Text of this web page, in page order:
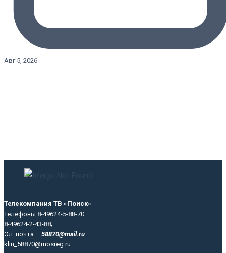
Авг 5, 2026
Телекомпания ТВ «Поиск»
Телефоны 8-49624-5-88-70
8-49624-2-43-88;
Эл. почта – 58870@mail.ru
klin_58870@mosreg.ru